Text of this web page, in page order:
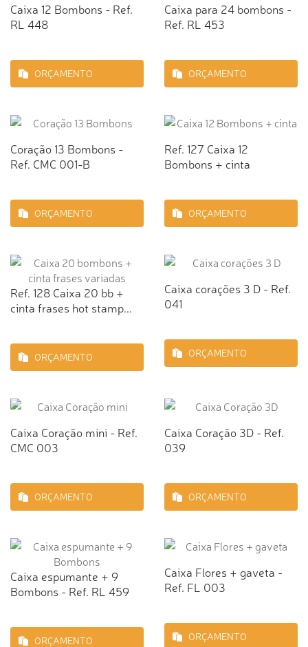
Caixa 12 Bombons - Ref.
RL 448
ORÇAMENTO
Caixa para 24 bombons -
Ref. RL 453
ORÇAMENTO
Coração 13 Bombons -
Ref. CMC 001-B
ORÇAMENTO
Ref. 127 Caixa 12
Bombons + cinta
ORÇAMENTO
Ref. 128 Caixa 20 bb +
cinta frases hot stamp...
ORÇAMENTO
Caixa corações 3 D - Ref.
041
ORÇAMENTO
Caixa Coração mini - Ref.
CMC 003
ORÇAMENTO
Caixa Coração 3D - Ref.
039
ORÇAMENTO
Caixa espumante + 9
Bombons - Ref. RL 459
ORÇAMENTO
Caixa Flores + gaveta -
Ref. FL 003
ORÇAMENTO